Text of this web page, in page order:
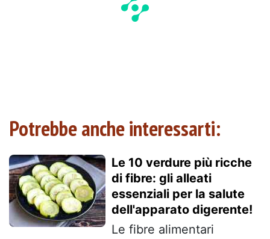
Potrebbe anche interessarti:
Le 10 verdure più ricche
di fibre: gli alleati
essenziali per la salute
dell'apparato digerente!
Le fibre alimentari